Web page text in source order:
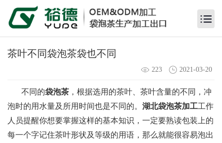
茶叶不同袋泡茶袋也不同
223 2021-03-20
不同的袋泡茶 ，根据选用的茶叶、茶叶含量的不同，冲
泡时的用水量及所用时间也是不同的。 湖北袋泡茶加工工作
人员提醒你想要掌握这样的基本知识，一定要熟读包装上的
每一个字记住茶叶形状及等级的用语，那么就能很容易泡出